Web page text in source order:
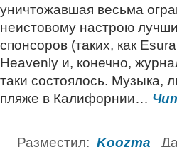
уничтожавшая весьма
неистовому настрою
спонсоров (таких, как
Heavenly и, конечно,
таки состоялось. Музыка,
пляже в Калифорнии…
Разместил: Koozma